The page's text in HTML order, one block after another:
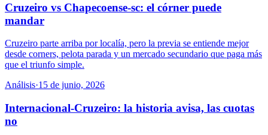
Cruzeiro vs Chapecoense-sc: el córner puede
mandar
Cruzeiro parte arriba por localía, pero la previa se entiende mejor
desde corners, pelota parada y un mercado secundario que paga más
que el triunfo simple.
Análisis·15 de junio, 2026
Internacional-Cruzeiro: la historia avisa, las cuotas
no